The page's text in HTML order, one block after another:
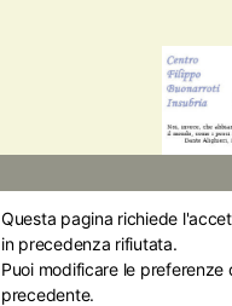
Questa pagina richiede
in precedenza rifiutata.
Puoi modificare le
precedente.